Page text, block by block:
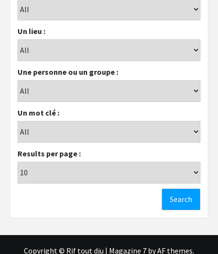
Un lieu :
Une personne ou un groupe :
Un mot clé :
Results per page :
Copyright © Rif tout dju | Magazine 7 by AF themes.